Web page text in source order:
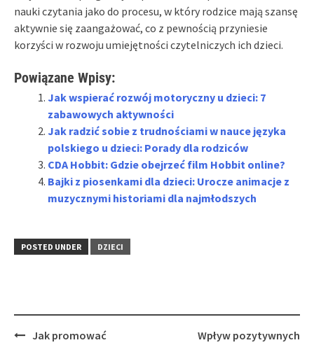
nauki czytania jako do procesu, w który rodzice mają szansę
aktywnie się zaangażować, co z pewnością przyniesie
korzyści w rozwoju umiejętności czytelniczych ich dzieci.
Powiązane Wpisy:
Jak wspierać rozwój motoryczny u dzieci: 7
zabawowych aktywności
Jak radzić sobie z trudnościami w nauce języka
polskiego u dzieci: Porady dla rodziców
CDA Hobbit: Gdzie obejrzeć film Hobbit online?
Bajki z piosenkami dla dzieci: Urocze animacje z
muzycznymi historiami dla najmłodszych
POSTED UNDER DZIECI
PostJak promować
Wpływ pozytywnych